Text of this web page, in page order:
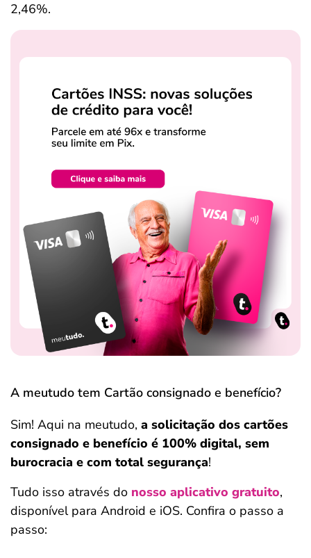
2,46%.
A meutudo tem Cartão consignado e benefício?
Sim! Aqui na meutudo, a solicitação dos cartões
consignado e benefício é 100% digital, sem
burocracia e com total segurança!
Tudo isso através do nosso aplicativo gratuito,
disponível para Android e iOS. Confira o passo a
passo: